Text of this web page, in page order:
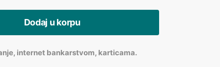
Dodaj u korpu
internet bankarstvom, karticama.